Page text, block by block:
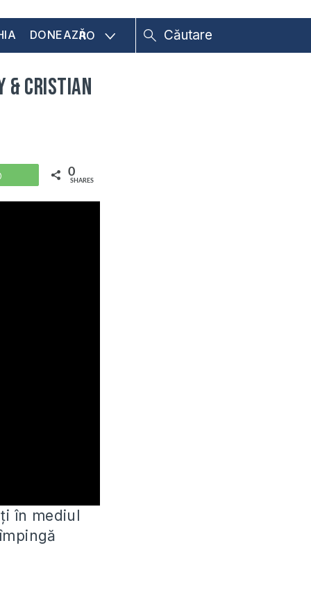
DONEAZĂRO
& Cristian
WhatsApp 0
SHARES
în mediul